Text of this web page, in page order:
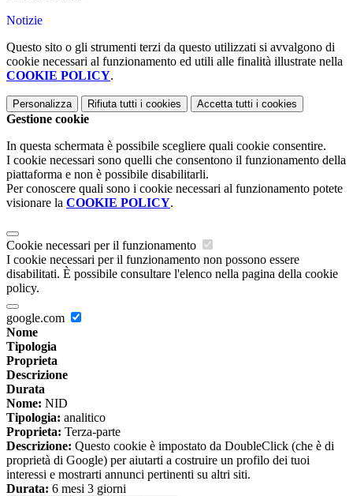
Notizie
Questo sito o gli strumenti terzi da questo utilizzati si avvalgono di
cookie necessari al funzionamento ed utili alle finalità illustrate nella
COOKIE POLICY.
Personalizza Rifiuta tutti i cookies Accetta tutti i cookies
Gestione cookie
In questa schermata è possibile scegliere quali cookie consentire.
I cookie necessari sono quelli che consentono il funzionamento della
piattaforma e non è possibile disabilitarli.
Per conoscere quali sono i cookie necessari al funzionamento potete
visionare la COOKIE POLICY.
Cookie necessari per il funzionamento
I cookie necessari per il funzionamento non possono essere
disabilitati. È possibile consultare l'elenco nella pagina della cookie
policy.
google.com
Nome
Tipologia
Proprieta
Descrizione
Durata
Nome: NID
Tipologia: analitico
Proprieta: Terza-parte
Descrizione: Questo cookie è impostato da DoubleClick (che è di
proprietà di Google) per aiutarti a costruire un profilo dei tuoi
interessi e mostrarti annunci pertinenti su altri siti.
Durata: 6 mesi 3 giorni